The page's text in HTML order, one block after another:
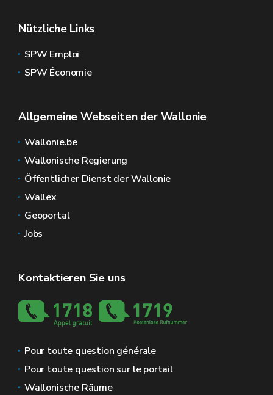
Nützliche Links
SPW Emploi
SPW Économie
Allgemeine Webseiten der Wallonie
Wallonie.be
Wallonische Regierung
Öffentlicher Dienst der Wallonie
Wallex
Geoportal
Jobs
Kontaktieren Sie uns
Pour toute question générale
Pour toute question sur le portail
Wallonische Räume